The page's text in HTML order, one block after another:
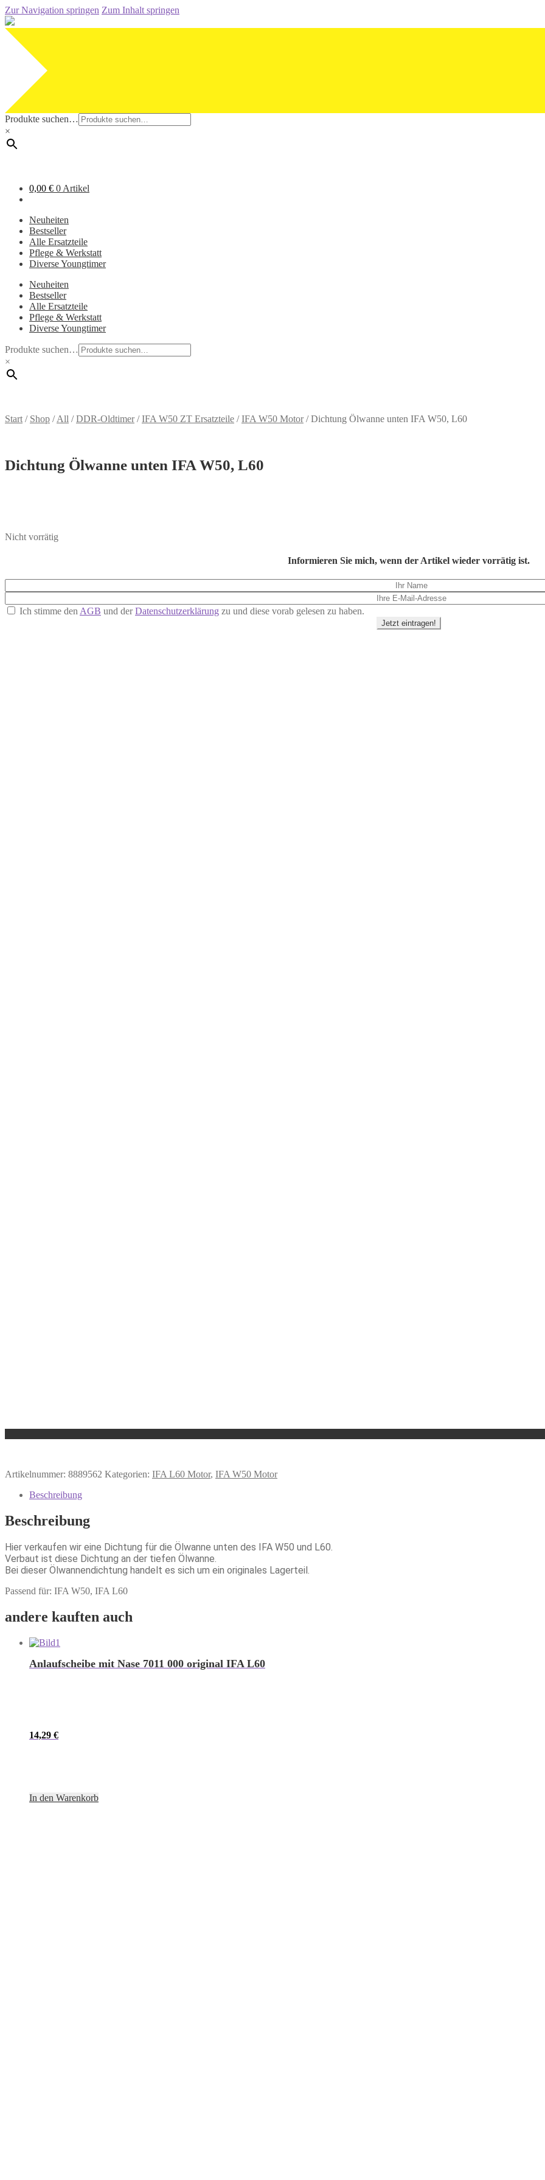
Zur Navigation springen Zum Inhalt springen
Produkte suchen…
×
0,00 € 0 Artikel
Neuheiten
Bestseller
Alle Ersatzteile
Pflege & Werkstatt
Diverse Youngtimer
Neuheiten
Bestseller
Alle Ersatzteile
Pflege & Werkstatt
Diverse Youngtimer
Produkte suchen…
×
Start / Shop /All /DDR-Oldtimer/IFA W50 ZT Ersatzteile /IFA W50 Motor/Dichtung Ölwanne unten IFA W50, L60
Dichtung Ölwanne unten IFA W50, L60
Nicht vorrätig
Informieren Sie mich, wenn der Artikel wieder vorrätig ist.
Ich stimme den AGB und derDatenschutzerklärung zu und diese vorab gelesen zu haben.
Jetzt eintragen!
Artikelnummer: 8889562 Kategorien: IFA L60 Motor, IFA W50 Motor
Beschreibung
Beschreibung
Hier verkaufen wir eine Dichtung für die Ölwanne unten des IFA W50 und L60.
Verbaut ist diese Dichtung an der tiefen Ölwanne.
Bei dieser Ölwannendichtung handelt es sich um ein originales Lagerteil.
Passend für: IFA W50, IFA L60
andere kauften auch
Anlaufscheibe mit Nase 7011 000 original IFA L60
14,29 €
In den Warenkorb